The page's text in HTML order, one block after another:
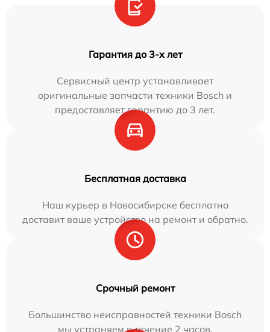
Гарантия до 3-х лет
Сервисный центр устанавливает
оригинальные запчасти техники Bosch и
предоставляет гарантию до 3 лет.
Бесплатная доставка
Наш курьер в Новосибирске бесплатно
доставит ваше устройство на ремонт и обратно.
Срочный ремонт
Большинство неисправностей техники Bosch
мы устраняем в течение 2 часов.